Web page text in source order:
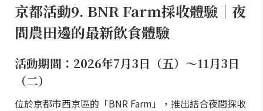
京都活動9. BNR Farm採收體驗｜夜
間農田邊的最新飲食體驗
活動期間：2026年7月3日（五）～11月3日
（二）
位於京都市西京區的「BNR Farm」，推出結合夜間採收